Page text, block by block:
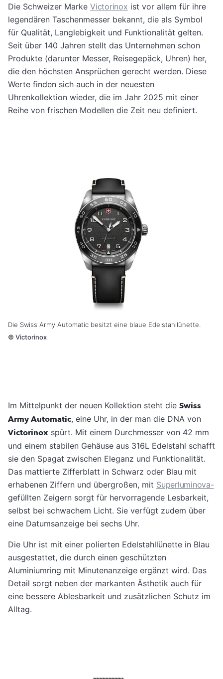
Die Schweizer Marke Victorinox ist vor allem für ihre
legendären Taschenmesser bekannt, die als Symbol
für Qualität, Langlebigkeit und Funktionalität gelten.
Seit über 140 Jahren stellt das Unternehmen schon
Produkte (darunter Messer, Reisegepäck, Uhren) her,
die den höchsten Ansprüchen gerecht werden. Diese
Werte finden sich auch in der neuesten
Uhrenkollektion wieder, die im Jahr 2025 mit einer
Reihe von frischen Modellen die Zeit neu definiert.
Die Swiss Army Automatic besitzt eine blaue Edelstahllünette.
© Victorinox
Im Mittelpunkt der neuen Kollektion steht die Swiss
Army Automatic, eine Uhr, in der man die DNA von
Victorinox spürt. Mit einem Durchmesser von 42 mm
und einem stabilen Gehäuse aus 316L Edelstahl schafft
sie den Spagat zwischen Eleganz und Funktionalität.
Das mattierte Zifferblatt in Schwarz oder Blau mit
erhabenen Ziffern und übergroßen, mit Superluminova-
gefüllten Zeigern sorgt für hervorragende Lesbarkeit,
selbst bei schwachem Licht. Sie verfügt zudem über
eine Datumsanzeige bei sechs Uhr.
Die Uhr ist mit einer polierten Edelstahllünette in Blau
ausgestattet, die durch einen geschützten
Aluminiumring mit Minutenanzeige ergänzt wird. Das
Detail sorgt neben der markanten Ästhetik auch für
eine bessere Ablesbarkeit und zusätzlichen Schutz im
Alltag.